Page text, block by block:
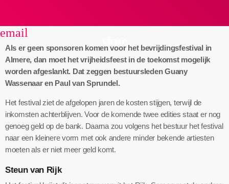
email
Als er geen sponsoren komen voor het bevrijdingsfestival in
Almere, dan moet het vrijheidsfeest in de toekomst mogelijk
worden afgeslankt. Dat zeggen bestuursleden Guany
Wassenaar en Paul van Sprundel.
Het festival ziet de afgelopen jaren de kosten stijgen, terwijl de
inkomsten achterblijven. Voor de komende twee edities staat er nog
genoeg geld op de bank. Daarna zou volgens het bestuur het festival
naar een kleinere vorm met ook andere minder bekende artiesten
moeten als er niet meer geld komt.
Steun van Rijk